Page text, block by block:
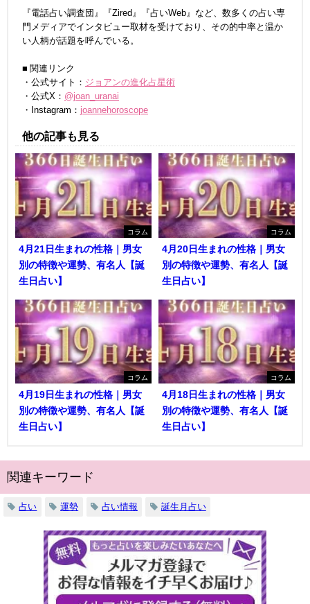
『電話占い調査団』『Zired』『占いWeb』など、数多くの占い専
門メディアでインタビュー取材を受けており、その的中率と温か
い人柄が話題を呼んでいる。
■ 関連リンク
・公式サイト： ジョアンの進化占星術
・公式X： @joan_uranai
・Instagram： joannehoroscope
他の記事も見る
コラム
4月21日生まれの性格｜男女
別の特徴や運勢、有名人【誕
生日占い】
コラム
4月20日生まれの性格｜男女
別の特徴や運勢、有名人【誕
生日占い】
コラム
4月19日生まれの性格｜男女
別の特徴や運勢、有名人【誕
生日占い】
コラム
4月18日生まれの性格｜男女
別の特徴や運勢、有名人【誕
生日占い】
関連キーワード
占い 運勢 占い情報 誕生月占い